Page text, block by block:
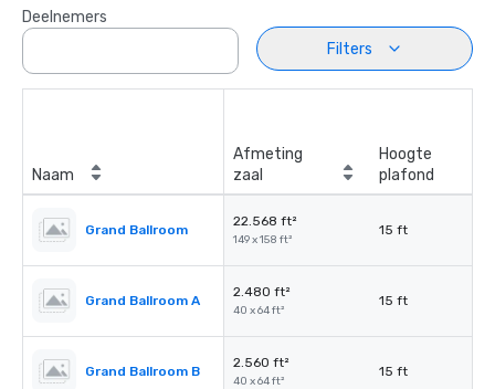
Deelnemers
Filters
Naam
Afmeting
zaal
Hoogte
plafond
Grand Ballroom
22.568 ft²
149 x 158 ft²
15 ft
Grand Ballroom A
2.480 ft²
40 x 64 ft²
15 ft
Grand Ballroom B
2.560 ft²
40 x 64 ft²
15 ft